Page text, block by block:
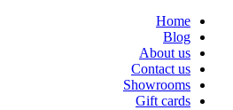
Home
Blog
About us
Contact us
Showrooms
Gift cards